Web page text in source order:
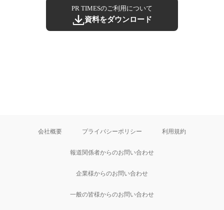
PR TIMESのご利用について
資料をダウンロード
会社概要 プライバシーポリシー 利用規約
報道関係者からのお問い合わせ
企業様からのお問い合わせ
一般の皆様からのお問い合わせ